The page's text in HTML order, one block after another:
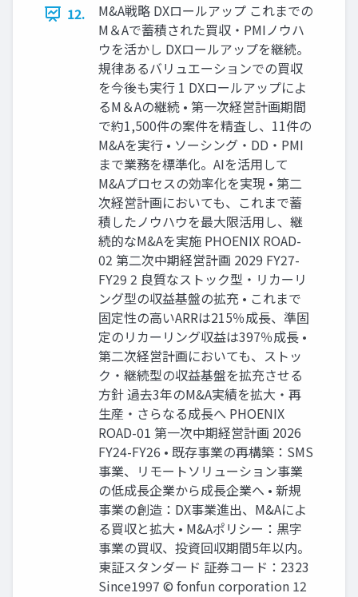
12.
M&A戦略 DXロールアップ これまでの
M＆Aで蓄積された買収・PMIノウハ
ウを活かし DXロールアップを継続。
規律あるバリュエーションでの買収
を今後も実行 1 DXロールアップによ
るM＆Aの継続 • 第一次経営計画期間
で約1,500件の案件を精査し、11件の
M&Aを実行 • ソーシング・DD・PMI
まで業務を標準化。AIを活用して
M&Aプロセスの効率化を実現 • 第二
次経営計画においても、これまで蓄
積したノウハウを最大限活用し、継
続的なM&Aを実施 PHOENIX ROAD-
02 第二次中期経営計画 2029 FY27-
FY29 2 良質なストック型・リカーリ
ング型の収益基盤の拡充 • これまで
固定性の高いARRは215％成長、準固
定のリカーリング収益は397％成長 •
第二次経営計画においても、ストッ
ク・継続型の収益基盤を拡充させる
方針 過去3年のM&A実績を拡大・再
生産・さらなる成長へ PHOENIX
ROAD-01 第一次中期経営計画 2026
FY24-FY26 • 既存事業の再構築：SMS
事業、リモートソリューション事業
の低成長企業から成長企業へ • 新規
事業の創造：DX事業進出、M&Aによ
る買収と拡大 • M&Aポリシー：黒字
事業の買収、投資回収期間5年以内。
東証スタンダード 証券コード：2323
Since1997 © fonfun corporation 12